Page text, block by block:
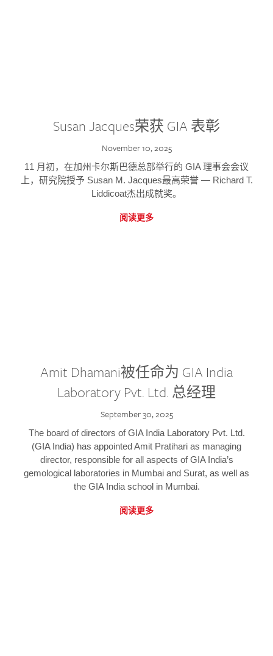
Susan Jacques荣获 GIA 表彰
November 10, 2025
11 月初，在加州卡尔斯巴德总部举行的 GIA 理事会会议
上，研究院授予 Susan M. Jacques最高荣誉 — Richard T.
Liddicoat杰出成就奖。
阅读更多
Amit Dhamani被任命为 GIA India
Laboratory Pvt. Ltd. 总经理
September 30, 2025
The board of directors of GIA India Laboratory Pvt. Ltd.
(GIA India) has appointed Amit Pratihari as managing
director, responsible for all aspects of GIA India’s
gemological laboratories in Mumbai and Surat, as well as
the GIA India school in Mumbai.
阅读更多